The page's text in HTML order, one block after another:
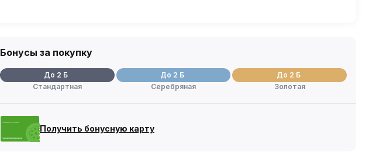
Бонусы за покупку
До 2 Б
Стандартная
До 2 Б
Серебряная
До 2 Б
Золотая
Получить бонусную карту